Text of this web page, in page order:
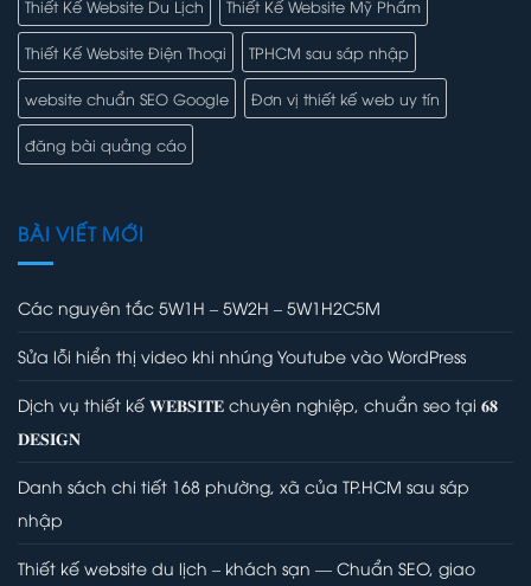
Thiết Kế Website Du Lịch Thiết Kế Website Mỹ Phẩm
Thiết Kế Website Điện Thoại TPHCM sau sáp nhập
website chuẩn SEO Google Đơn vị thiết kế web uy tín
đăng bài quảng cáo
BÀI VIẾT MỚI
Các nguyên tắc 5W1H – 5W2H – 5W1H2C5M
Sửa lỗi hiển thị video khi nhúng Youtube vào WordPress
Dịch vụ thiết kế 𝐖𝐄𝐁𝐒𝐈𝐓𝐄 chuyên nghiệp, chuẩn seo tại 𝟔𝟖
𝐃𝐄𝐒𝐈𝐆𝐍
Danh sách chi tiết 168 phường, xã của TP.HCM sau sáp
nhập
Thiết kế website du lịch – khách sạn — Chuẩn SEO, giao